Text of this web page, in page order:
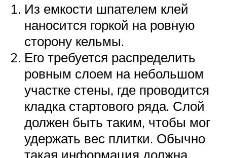
Из емкости шпателем клей
наносится горкой на ровную
сторону кельмы.
Его требуется распределить
ровным слоем на небольшом
участке стены, где проводится
кладка стартового ряда. Слой
должен быть таким, чтобы мог
удержать вес плитки. Обычно
такая информация должна